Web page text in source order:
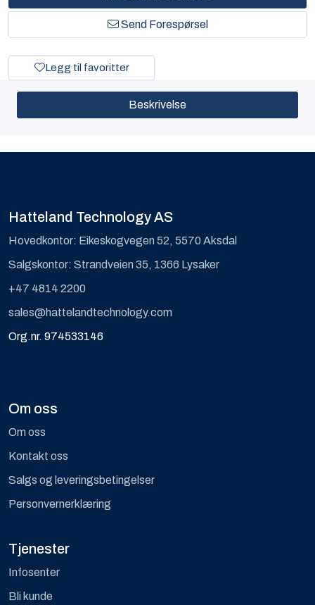
Send Forespørsel
Legg til favoritter
Beskrivelse
Hatteland Technology AS
Hovedkontor: Eikeskogvegen 52, 5570 Aksdal
Salgskontor: Strandveien 35, 1366 Lysaker
+47 4814 2200
sales@hattelandtechnology.com
Org.nr. 974533146
Om oss
Om oss
Kontakt oss
Salgs og leveringsbetingelser
Personvernerklæring
Tjenester
Infosenter
Bli kunde